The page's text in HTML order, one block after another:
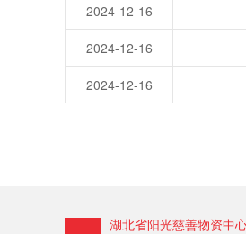
2024-12-16
2024-12-16
2024-12-16
湖北省阳光慈善物资中